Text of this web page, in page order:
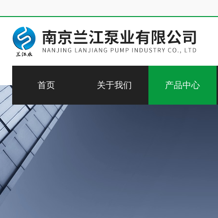
首页 关于我们 产品中心